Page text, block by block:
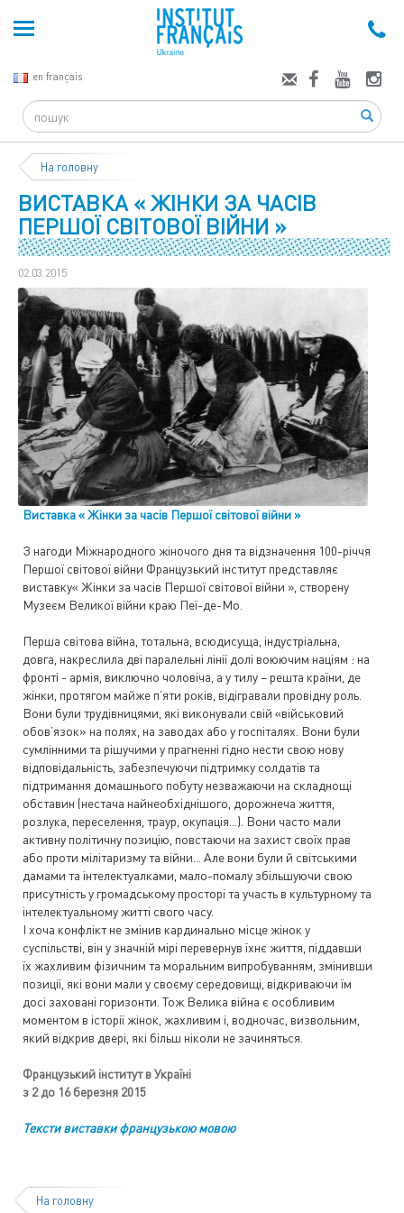
en français
Search
На головну
ВИСТАВКА « ЖІНКИ ЗА ЧАСІВ
ПЕРШОЇ СВІТОВОЇ ВІЙНИ »
02.03.2015
Виставка « Жінки за часів Першої світової війни »
З нагоди Міжнародного жіночого дня та відзначення 100-річчя
Першої світової війни Французький інститут представляє
виставку« Жінки за часів Першої світової війни », створену
Музеєм Великої війни краю Пеї-де-Мо.
Перша світова війна, тотальна, всюдисуща, індустріальна,
довга, накреслила дві паралельні лінії долі воюючим націям : на
фронті - армія, виключно чоловіча, а у тилу – решта країни, де
жінки, протягом майже п’яти років, відігравали провідну роль.
Вони були трудівницями, які виконували свій «військовий
обов’язок» на полях, на заводах або у госпіталях. Вони були
сумлінними та рішучими у прагненні гідно нести свою нову
відповідальність, забезпечуючи підтримку солдатів та
підтримання домашнього побуту незважаючи на складнощі
обставин (нестача найнеобхіднішого, дорожнеча життя,
розлука, переселення, траур, окупація...). Вони часто мали
активну політичну позицію, повстаючи на захист своїх прав
або проти мілітаризму та війни... Але вони були й світськими
дамами та інтелектуалками, мало-помалу збільшуючи свою
присутність у громадському просторі та участь в культурному та
інтелектуальному житті свого часу.
І хоча конфлікт не змінив кардинально місце жінок у
суспільстві, він у значній мірі перевернув їхнє життя, піддавши
їх жахливим фізичним та моральним випробуванням, змінивши
позиції, які вони мали у своєму середовищі, відкриваючи їм
досі заховані горизонти. Тож Велика війна є особливим
моментом в історії жінок, жахливим і, водночас, визвольним,
який відкрив двері, які більш ніколи не зачиняться.
Французький інститут в Україні
з 2 до 16 березня 2015
Тексти виставки французькою мовою
На головну